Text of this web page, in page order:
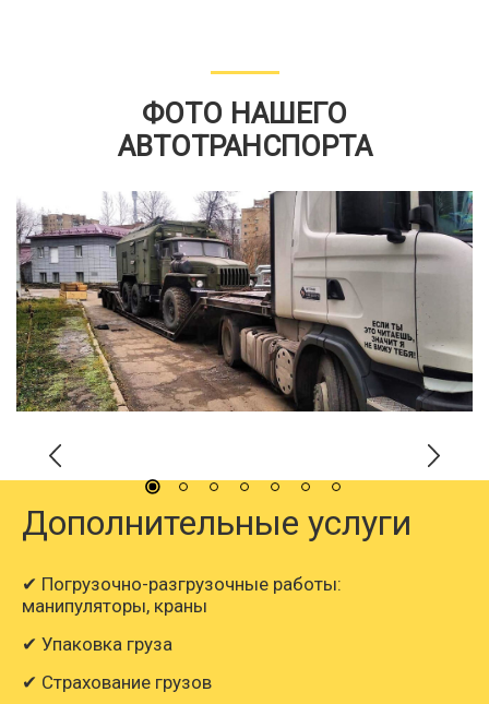
ФОТО НАШЕГО
АВТОТРАНСПОРТА
Дополнительные услуги
✔ Погрузочно-разгрузочные работы:
манипуляторы, краны
✔ Упаковка груза
✔ Страхование грузов